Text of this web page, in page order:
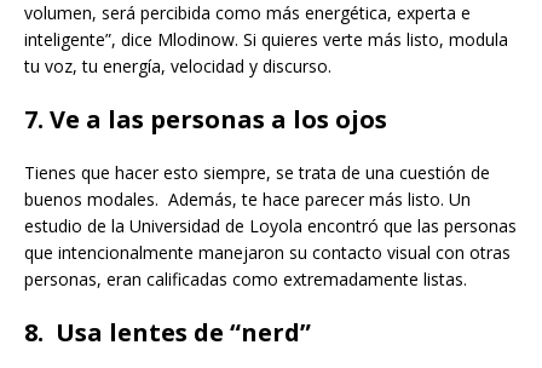
volumen, será percibida como más energética, experta e
inteligente”, dice Mlodinow. Si quieres verte más listo, modula
tu voz, tu energía, velocidad y discurso.
7. Ve a las personas a los ojos
Tienes que hacer esto siempre, se trata de una cuestión de
buenos modales. Además, te hace parecer más listo. Un
estudio de la Universidad de Loyola encontró que las personas
que intencionalmente manejaron su contacto visual con otras
personas, eran calificadas como extremadamente listas.
8. Usa lentes de “nerd”